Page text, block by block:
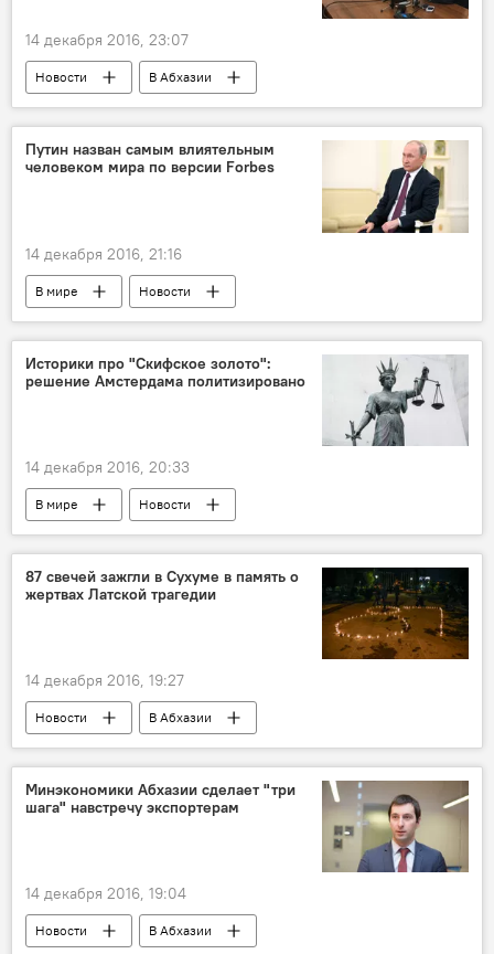
14 декабря 2016, 23:07
Новости В Абхазии
Путин назван самым влиятельным
человеком мира по версии Forbes
14 декабря 2016, 21:16
В мире Новости
Историки про "Скифское золото":
решение Амстердама политизировано
14 декабря 2016, 20:33
В мире Новости
87 свечей зажгли в Сухуме в память о
жертвах Латской трагедии
14 декабря 2016, 19:27
Новости В Абхазии
Минэкономики Абхазии сделает "три
шага" навстречу экспортерам
14 декабря 2016, 19:04
Новости
В Абхазии